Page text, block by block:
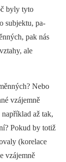
byly tyto
subjektu, pa­
pak nás
ale
Nebo
vzájemně
až tak,
Pokud by totiž
(korelace
vzájemně